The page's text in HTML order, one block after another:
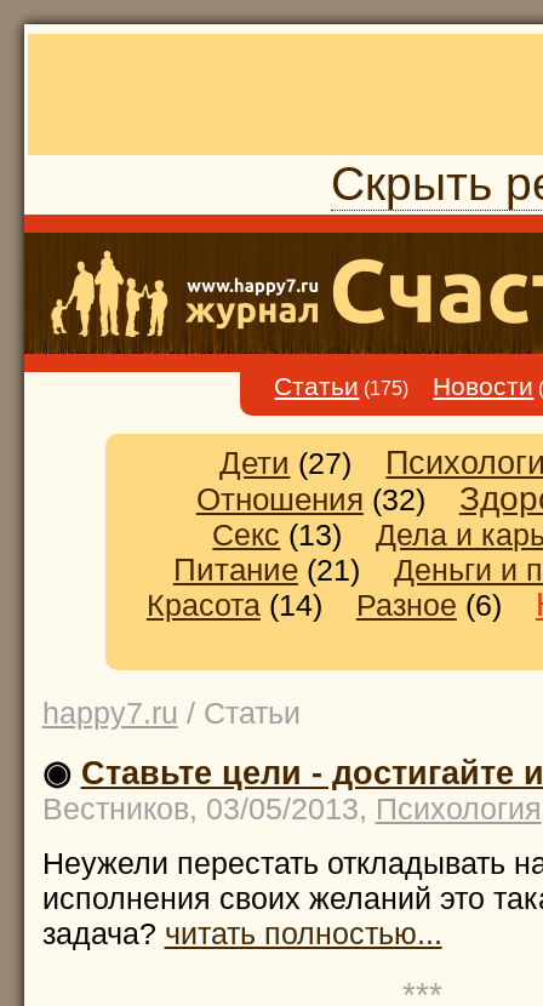
Скрыть
Статьи (175) Новости
Дети (27)
Отношения (32)
Секс (13) Дела и
Питание(21) Деньги и
Красота (14) Разное (6)
happy7.ru / Статьи
◉ Ставьте цели - достигайте
Вестников, 03/05/2013, Психология
Неужели перестать откладывать
исполнения своих желаний это
задача? читать полностью...
***